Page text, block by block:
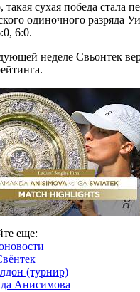
сухая победа стала
одиночного разряда
6:0.
неделе Свьонтек
еще:
(турнир)
Анисимова